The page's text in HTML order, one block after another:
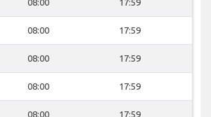
08:00 17:59
08:00 17:59
08:00 17:59
08:00 17:59